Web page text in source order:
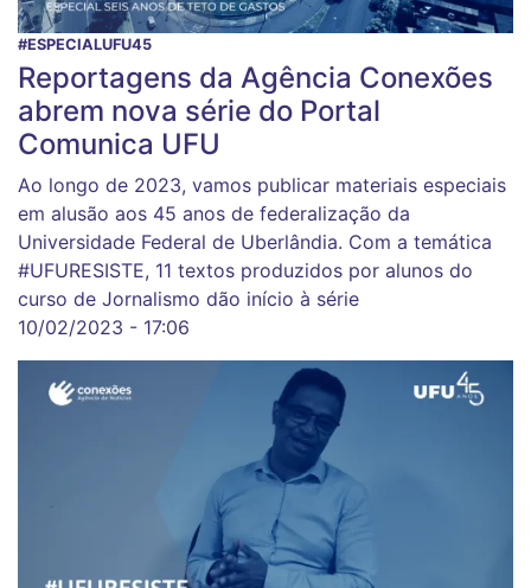
#ESPECIALUFU45
Reportagens da Agência Conexões
abrem nova série do Portal
Comunica UFU
Ao longo de 2023, vamos publicar materiais especiais
em alusão aos 45 anos de federalização da
Universidade Federal de Uberlândia. Com a temática
#UFURESISTE, 11 textos produzidos por alunos do
curso de Jornalismo dão início à série
10/02/2023 - 17:06